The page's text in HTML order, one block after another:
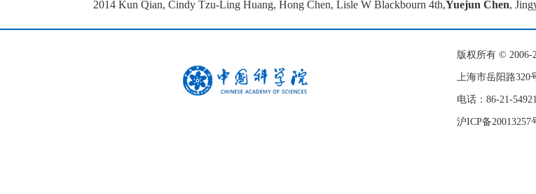
2014 Kun Qian, Cindy Tzu-Ling Huang, Hong Chen, Lisle W Blackbourn 4th,Yuejun Chen,
版权所有 © 2006-
上海市岳阳路320
电话：86-21-
沪ICP备20013257